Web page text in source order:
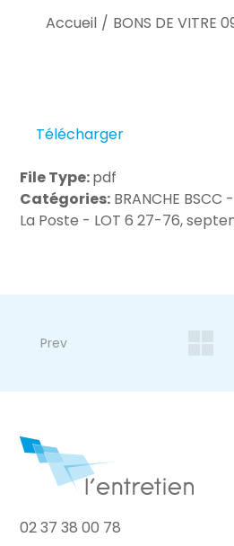
Accueil / BONS DE VITRE
Télécharger
File Type:pdf
Catégories: BRANCHE BSCC
La Poste - LOT 6 27-76,
Prev
02 37 38 00 78